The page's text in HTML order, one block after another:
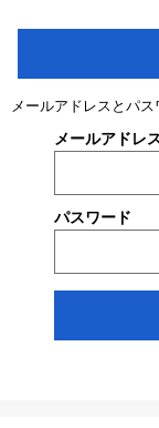
メールアドレスとパス
メールアドレ
パスワード